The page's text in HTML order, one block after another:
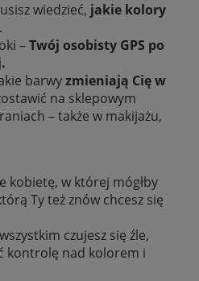
wiedzieć, jakie kolory
.
–Twój osobisty GPS po
barwyzmieniają Cię w
na sklepowym
– także w makijażu,
kobietę, w której mógłby
Ty też znów chcesz się
czujesz się źle,
kontrolę nad kolorem i